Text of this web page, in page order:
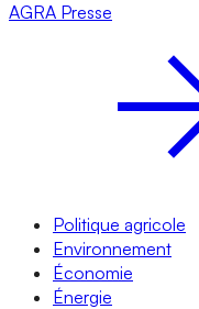
AGRA Presse
Politique agricole
Environnement
Économie
Énergie